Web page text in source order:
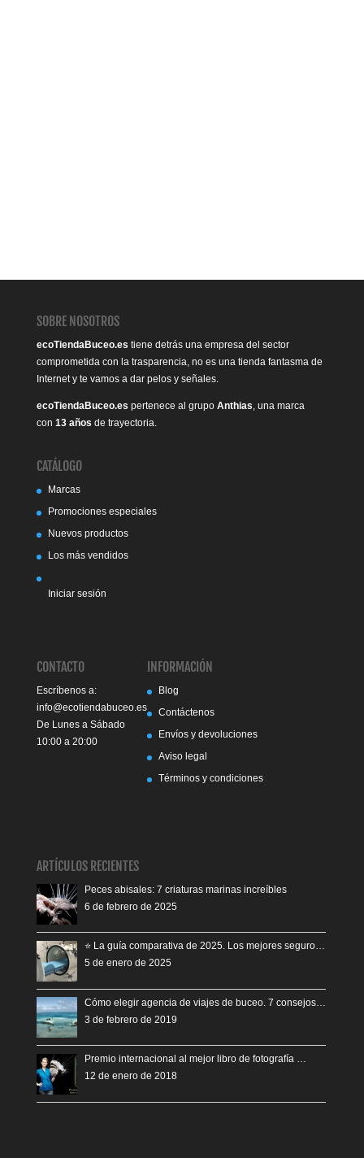
SOBRE NOSOTROS
ecoTiendaBuceo.es tiene detrás una empresa del sector
comprometida con la trasparencia, no es una tienda fantasma de
Internet y te vamos a dar pelos y señales.
ecoTiendaBuceo.es pertenece al grupo Anthias , una marca
con 13 años de trayectoria.
CATÁLOGO
Marcas
Promociones especiales
Nuevos productos
Los más vendidos
Iniciar sesión
CONTACTO
Escríbenos a:
info@ecotiendabuceo.es
De Lunes a Sábado
10:00 a 20:00
INFORMACIÓN
Blog
Contáctenos
Envíos y devoluciones
Aviso legal
Términos y condiciones
ARTÍCULOS RECIENTES
Peces abisales: 7 criaturas marinas increíbles
6 de febrero de 2025
⭐️ La guía comparativa de 2025. Los mejores seguro…
5 de enero de 2025
Cómo elegir agencia de viajes de buceo. 7 consejos…
3 de febrero de 2019
Premio internacional al mejor libro de fotografía …
12 de enero de 2018